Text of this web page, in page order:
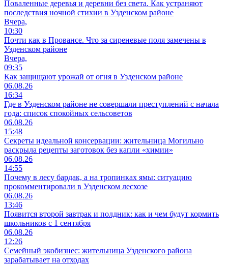
Поваленные деревья и деревни без света. Как устраняют
последствия ночной стихии в Узденском районе
Вчера,
10:30
Почти как в Провансе. Что за сиреневые поля замечены в
Узденском районе
Вчера,
09:35
Как защищают урожай от огня в Узденском районе
06.08.26
16:34
Где в Узденском районе не совершали преступлений с начала
года: список спокойных сельсоветов
06.08.26
15:48
Секреты идеальной консервации: жительница Могильно
раскрыла рецепты заготовок без капли «химии»
06.08.26
14:55
Почему в лесу бардак, а на тропинках ямы: ситуацию
прокомментировали в Узденском лесхозе
06.08.26
13:46
Появится второй завтрак и полдник: как и чем будут кормить
школьников с 1 сентября
06.08.26
12:26
Семейный экобизнес: жительница Узденского района
зарабатывает на отходах